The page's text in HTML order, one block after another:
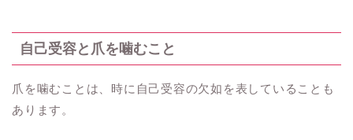
自己受容と爪を噛むこと
爪を噛むことは、時に自己受容の欠如を表していることも
あります。